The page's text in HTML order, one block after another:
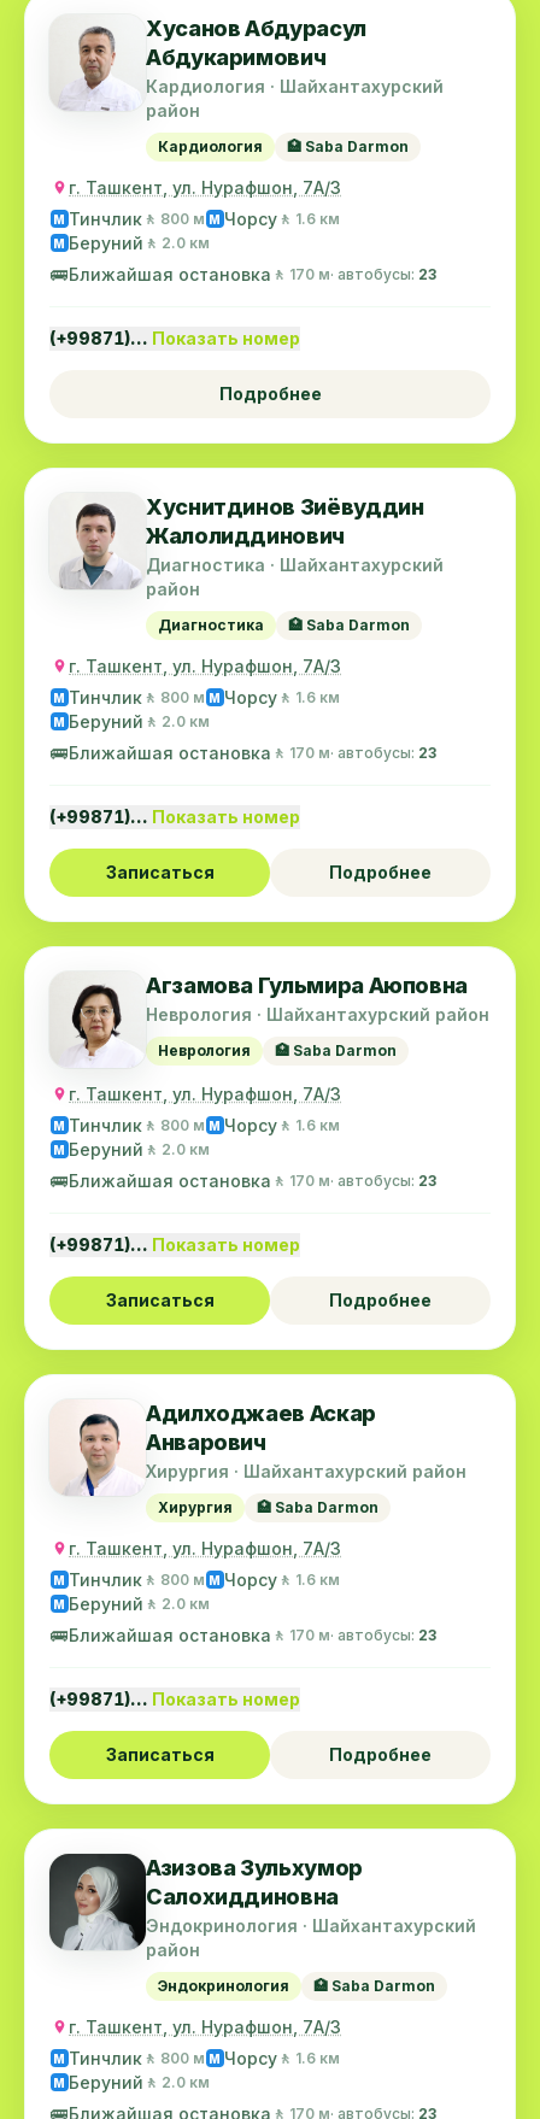
Хусанов Абдурасул
Абдукаримович
Кардиология · Шайхантахурский
район
Кардиология 🏥 Saba Darmon
г. Ташкент, ул. Нурафшон, 7А/3
M Тинчлик 🚶 800 м M Чорсу 🚶 1.6 км
M Беруний 🚶 2.0 км
🚌Ближайшая остановка 🚶 170 м· автобусы: 23
(+99871)… Показать номер
Подробнее
Хуснитдинов Зиёвуддин
Жалолиддинович
Диагностика · Шайхантахурский
район
Диагностика 🏥 Saba Darmon
г. Ташкент, ул. Нурафшон, 7А/3
M Тинчлик 🚶 800 м M Чорсу 🚶 1.6 км
M Беруний 🚶 2.0 км
🚌Ближайшая остановка 🚶 170 м· автобусы: 23
(+99871)… Показать номер
Записаться Подробнее
Агзамова Гульмира Аюповна
Неврология · Шайхантахурский район
Неврология 🏥 Saba Darmon
г. Ташкент, ул. Нурафшон, 7А/3
M Тинчлик 🚶 800 м M Чорсу 🚶 1.6 км
M Беруний 🚶 2.0 км
🚌Ближайшая остановка 🚶 170 м· автобусы: 23
(+99871)… Показать номер
Записаться Подробнее
Адилходжаев Аскар
Анварович
Хирургия · Шайхантахурский район
Хирургия 🏥 Saba Darmon
г. Ташкент, ул. Нурафшон, 7А/3
M Тинчлик 🚶 800 м M Чорсу 🚶 1.6 км
M Беруний 🚶 2.0 км
🚌Ближайшая остановка 🚶 170 м· автобусы: 23
(+99871)… Показать номер
Записаться Подробнее
Азизова Зульхумор
Салохиддиновна
Эндокринология · Шайхантахурский
район
Эндокринология 🏥 Saba Darmon
г. Ташкент, ул. Нурафшон, 7А/3
M Тинчлик 🚶 800 м M Чорсу 🚶 1.6 км
M Беруний 🚶 2.0 км
🚌Ближайшая остановка 🚶 170 м· автобусы: 23